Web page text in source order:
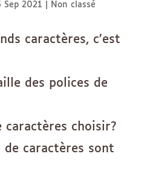
Sep 2021 Non classé
caractères, c’est
des polices de
caractères choisir?
de caractères sont